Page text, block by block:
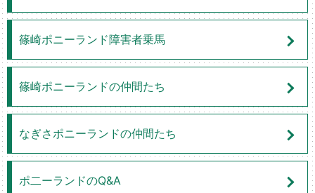
篠崎ポニーランド障害者乗馬
篠崎ポニーランドの仲間たち
なぎさポニーランドの仲間たち
ポ二ーランドのQ&A